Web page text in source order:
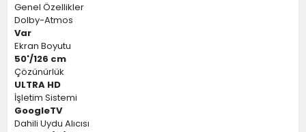
Genel Özellikler
Dolby-Atmos
Var
Ekran Boyutu
50'/126 cm
Çözünürlük
ULTRA HD
İşletim Sistemi
GoogleTV
Dahili Uydu Alıcısı